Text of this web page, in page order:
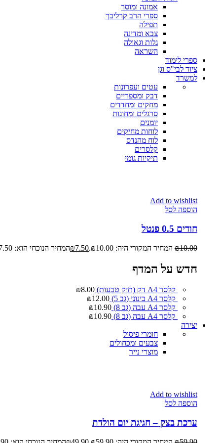
אמונה ומוסר
ספרי הרב קרליבך
תפילה
צבא ומדינה
גלות וגאולה
השראה
ספרי לימוד
ציוד לבי"ס וגן
למשרד
עטים ועפרונות
דבק ומספריים
מחקים ומחדדים
סרגלים ומחוגות
יומנים
לוחות מחיקים
לוח מהנדס
קלסרים
תיקיות גומי
Add to wishlist
הוספה לסל
חודים 0.5 פנטל
₪10.00 המחיר המקורי היה: ₪10.00. ₪7.50 המחיר הנוכחי הוא: ₪7.50.
חדש על המדף
קלסר A4 דק (תיק טבעות) ₪8.00
קלסר A4 בינוני (גב 5)
₪12.00
קלסר A4 עבה (גב 8)
₪10.90
קלסר A4 עבה (גב 8)
₪10.90
יצירה
חומרי פיסול
צבעים ומכחולים
מוצרי נייר
Add to wishlist
הוספה לסל
ערכת בצק – חגיגת יום הולדת